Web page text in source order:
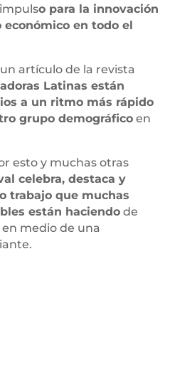
o para la innovación
en todo el
artículo de la revista
Latinas están
a un ritmo más rápido
grupo demográficoen
esto y muchas otras
celebra, destaca y
trabajo que muchas
están haciendode
medio de una